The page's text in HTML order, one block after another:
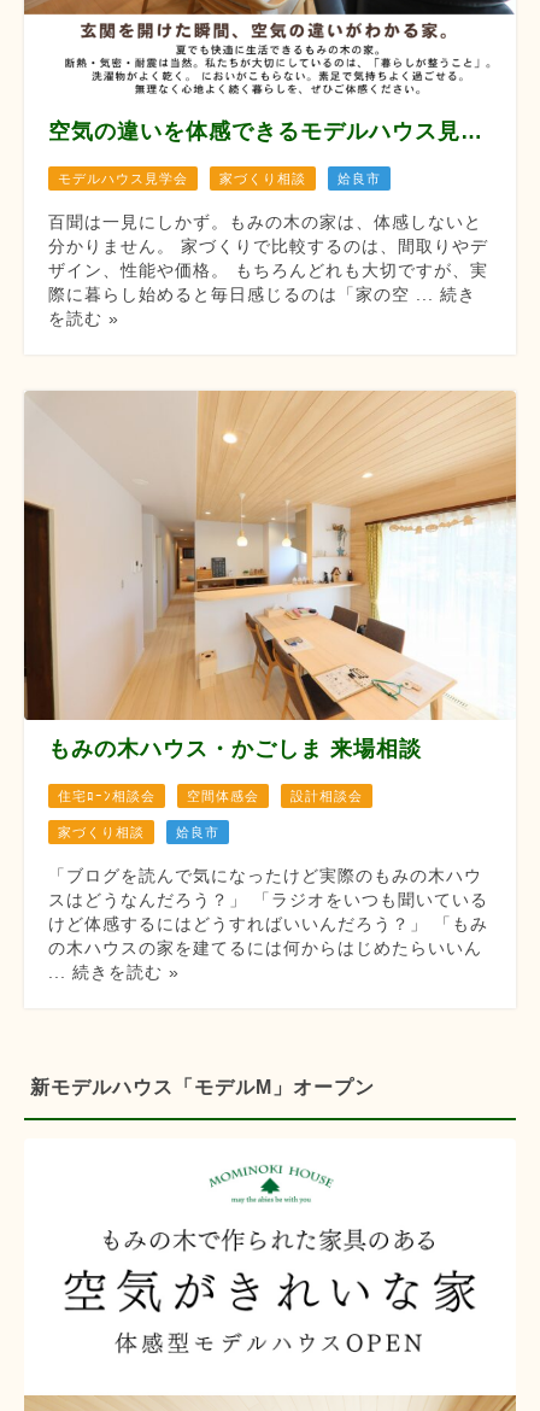
空気の違いを体感できるモデルハウス見学会 【8月12/13/14/22/23/29/30】
モデルハウス見学会 家づくり相談 姶良市
百聞は一見にしかず。もみの木の家は、体感しないと
分かりません。 家づくりで比較するのは、間取りやデ
ザイン、性能や価格。 もちろんどれも大切ですが、実
際に暮らし始めると毎日感じるのは「家の空 ... 続き
を読む »
もみの木ハウス・かごしま 来場相談
住宅ﾛｰﾝ相談会 空間体感会 設計相談会
家づくり相談 姶良市
「ブログを読んで気になったけど実際のもみの木ハウ
スはどうなんだろう？」 「ラジオをいつも聞いている
けど体感するにはどうすればいいんだろう？」 「もみ
の木ハウスの家を建てるには何からはじめたらいいん
... 続きを読む »
新モデルハウス「モデルM」オープン